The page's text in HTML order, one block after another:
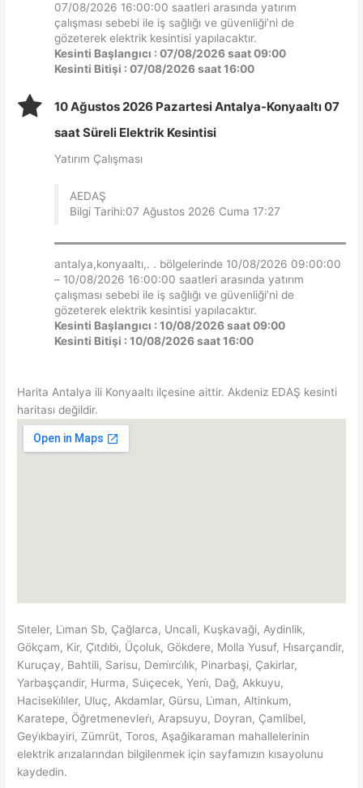
07/08/2026 16:00:00 saatleri arasında yatırım
çalışması sebebi ile iş sağlığı ve güvenliği’ni de
gözeterek elektrik kesintisi yapılacaktır.
Kesinti Başlangıcı : 07/08/2026 saat 09:00
Kesinti Bitişi : 07/08/2026 saat 16:00
10 Ağustos 2026 Pazartesi Antalya-Konyaaltı 07
saat Süreli Elektrik Kesintisi
Yatırım Çalışması
AEDAŞ
Bilgi Tarihi:07 Ağustos 2026 Cuma 17:27
antalya,konyaaltı,. . bölgelerinde 10/08/2026 09:00:00
– 10/08/2026 16:00:00 saatleri arasında yatırım
çalışması sebebi ile iş sağlığı ve güvenliği’ni de
gözeterek elektrik kesintisi yapılacaktır.
Kesinti Başlangıcı : 10/08/2026 saat 09:00
Kesinti Bitişi : 10/08/2026 saat 16:00
Harita Antalya ili Konyaaltı ilçesine aittir. Akdeniz EDAŞ kesinti
haritası değildir.
Si̇teler, Li̇man Sb, Çağlarca, Uncali, Kuşkavaği, Aydinlik,
Gökçam, Kir, Çi̇tdi̇bi̇, Üçoluk, Gökdere, Molla Yusuf, Hi̇sarçandir,
Kuruçay, Bahtili, Sarisu, Demi̇rci̇li̇k, Pinarbaşi, Çakirlar,
Yarbaşçandir, Hurma, Sui̇çecek, Yeni̇, Dağ, Akkuyu,
Haciseki̇li̇ler, Uluç, Akdamlar, Gürsu, Li̇man, Altinkum,
Karatepe, Öğretmenevleri̇, Arapsuyu, Doyran, Çamlibel,
Geyi̇kbayiri, Zümrüt, Toros, Aşağikaraman mahallelerinin
elektrik arızalarından bilgilenmek için sayfamızın kısayolunu
kaydedin.